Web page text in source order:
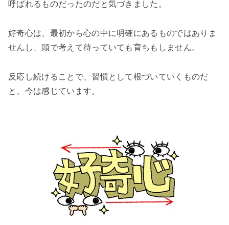
呼ばれるものだったのだと気づきました。
好奇心は、最初から心の中に明確にあるものではありま
せんし、頭で考えて待っていても育ちもしません。
反応し続けることで、習慣として根づいていくものだ
と、今は感じています。